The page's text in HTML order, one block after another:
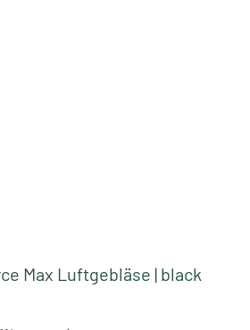
Max Luftgebläse | black